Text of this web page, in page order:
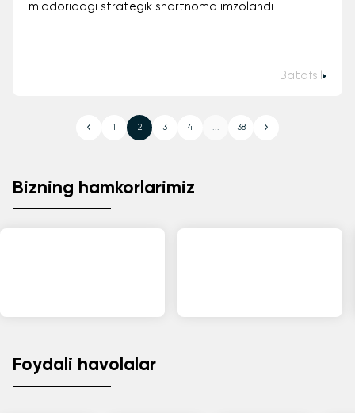
miqdoridagi strategik shartnoma imzolandi
Batafsil
1 2 3 4 ... 38
Bizning hamkorlarimiz
Foydali havolalar